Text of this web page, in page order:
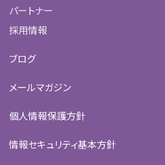
パートナー
採用情報
ブログ
メールマガジン
個人情報保護方針
情報セキュリティ基本方針